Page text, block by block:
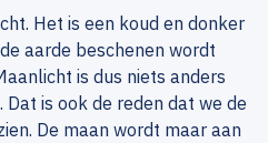
Het is een koud en donker
aarde beschenen wordt
is dus niets anders
is ook de reden dat we de
De maan wordt maar aan